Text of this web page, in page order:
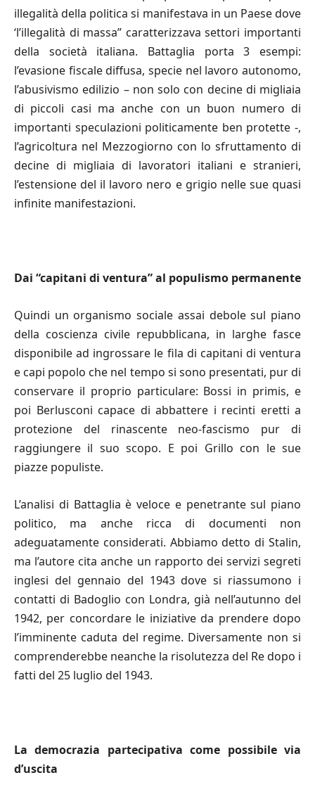
illegalità della politica si manifestava in un Paese dove
‘l’illegalità di massa” caratterizzava settori importanti
della società italiana. Battaglia porta 3 esempi:
l’evasione fiscale diffusa, specie nel lavoro autonomo,
l’abusivismo edilizio – non solo con decine di migliaia
di piccoli casi ma anche con un buon numero di
importanti speculazioni politicamente ben protette -,
l’agricoltura nel Mezzogiorno con lo sfruttamento di
decine di migliaia di lavoratori italiani e stranieri,
l’estensione del il lavoro nero e grigio nelle sue quasi
infinite manifestazioni.
Dai “capitani di ventura” al populismo permanente
Quindi un organismo sociale assai debole sul piano
della coscienza civile repubblicana, in larghe fasce
disponibile ad ingrossare le fila di capitani di ventura
e capi popolo che nel tempo si sono presentati, pur di
conservare il proprio particulare: Bossi in primis, e
poi Berlusconi capace di abbattere i recinti eretti a
protezione del rinascente neo-fascismo pur di
raggiungere il suo scopo. E poi Grillo con le sue
piazze populiste.
L’analisi di Battaglia è veloce e penetrante sul piano
politico, ma anche ricca di documenti non
adeguatamente considerati. Abbiamo detto di Stalin,
ma l’autore cita anche un rapporto dei servizi segreti
inglesi del gennaio del 1943 dove si riassumono i
contatti di Badoglio con Londra, già nell’autunno del
1942, per concordare le iniziative da prendere dopo
l’imminente caduta del regime. Diversamente non si
comprenderebbe neanche la risolutezza del Re dopo i
fatti del 25 luglio del 1943.
La democrazia partecipativa come possibile via
d’uscita